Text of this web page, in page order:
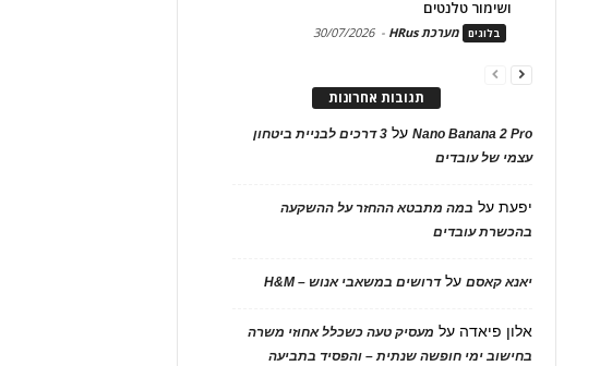
ושימור טלנטים
בלוגים מערכת HRus -
30/07/2026
תגובות אחרונות
Nano Banana 2 Proעל
3 דרכים לבניית ביטחון
עצמי של עובדים
יפעתעל במה מתבטא ההחזר על ההשקעה
בהכשרת עובדים
יאנא קאסםעלדרושים במשאבי אנוש – H&M
אלון פיאדה על מעסיק טעה כשכלל אחוזי משרה
בחישוב ימי חופשה שנתית – והפסיד בתביעה